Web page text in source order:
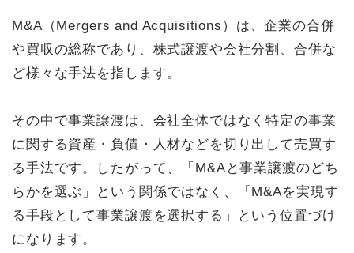
M&A（Mergers and Acquisitions）は、企業の合併
や買収の総称であり、株式譲渡や会社分割、合併な
ど様々な手法を指します。
その中で事業譲渡は、会社全体ではなく特定の事業
に関する資産・負債・人材などを切り出して売買す
る手法です。したがって、「M&Aと事業譲渡のどち
らかを選ぶ」という関係ではなく、「M&Aを実現す
る手段として事業譲渡を選択する」という位置づけ
になります。